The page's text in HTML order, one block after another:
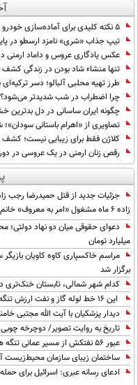
۵ نکته کلیدی برای آماده‌سازی خودرو پیش از سفرهای جاده‌ای در تابستان
تیپ جذاب «شری» نامزد ارسطو در پایتخت 7 با بلوز
عکس یادگاری عروس و داماد ارمنی
تنها منشاء شاد بودن در زندگی
طرز تهیه محلبی آلبالو؛ دسر
چرا اضطراب در شب شدیدتر
چگونه ایران ساسانی در دل بدترین
تصاویری از «اهرام باستانی
کلاژن فقط برای زیبایی نیست؛ کشف
رقص زنان ارمنی در یک عروسی در
جزئیات جدید از قتل حمیدرضا رجب
زاده 6 ماه مشغول «امر به معروف» خانم بلاگر بود
میلیارد تومان
مراسم خاکسپاری کاوه کاویان
برگزار شد
کدام شهر شمالی، تابستان خنک‌تری
این 16 خط لوله گاز و نفت ارزش تنگه هرمز را به سمت صفر می برند
دیدار پزشکیان با آیت الله مجتبی
تاریخ به روایت تصویر/ دوچرخه چوبی دست
عبور ۵۶ نفتکش از مسیر عمانی تنگه هرمز
ساختمان زیبای سازمان
ادعای رسانه عبری: اسرائیل برای